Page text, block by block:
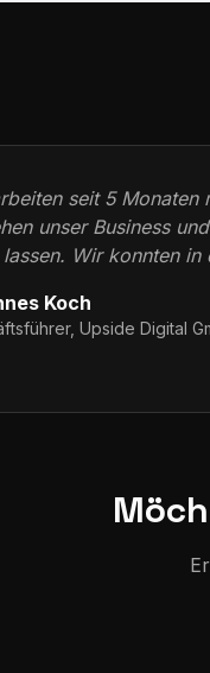
seit 5
unser Business
lassen. Wir konnten
Koch
Upside Digital